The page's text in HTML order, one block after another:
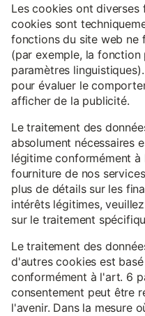
Les cookies ont diverses
cookies sont
fonctions du site web ne
(par exemple, la
paramètres
pour évaluer le
afficher de la publicité.
Le traitement des
absolument nécessaires
légitime conformément à
fourniture de nos
plus de détails sur les
intérêts légitimes,
sur le traitement
Le traitement des
d'autres cookies est
conformément à l'art. 6
consentement peut être
l'avenir. Dans la mesure